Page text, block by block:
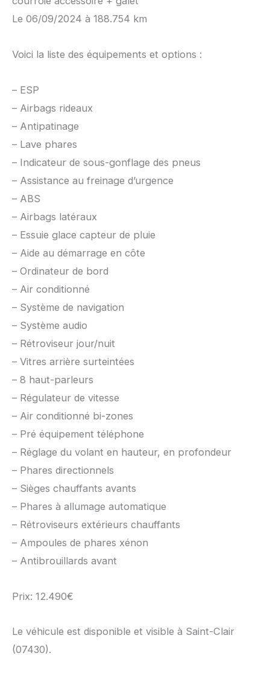
Le 06/09/2024 à 188.754 km
Voici la liste des équipements et options :
– ESP
– Airbags rideaux
– Antipatinage
– Lave phares
– Indicateur de sous-gonflage des pneus
– Assistance au freinage d’urgence
– ABS
– Airbags latéraux
– Essuie glace capteur de pluie
– Aide au démarrage en côte
– Ordinateur de bord
– Air conditionné
– Système de navigation
– Système audio
– Rétroviseur jour/nuit
– Vitres arrière surteintées
– 8 haut-parleurs
– Régulateur de vitesse
– Air conditionné bi-zones
– Pré équipement téléphone
– Réglage du volant en hauteur, en profondeur
– Phares directionnels
– Sièges chauffants avants
– Phares à allumage automatique
– Rétroviseurs extérieurs chauffants
– Ampoules de phares xénon
– Antibrouillards avant
Prix: 12.490€
Le véhicule est disponible et visible à Saint-Clair
(07430).